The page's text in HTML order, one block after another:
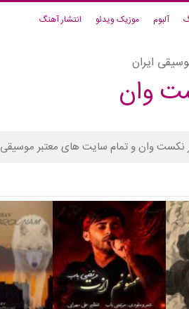
آلبوم موزیک ویدئو انتشار آهنگ
ایران
وان
وان و تمام سایت های معتبر موسیقی